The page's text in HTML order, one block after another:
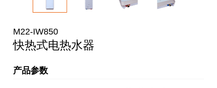
M22-IW850
快热式电热水器
产品参数